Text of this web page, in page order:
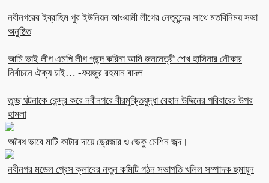
নবীনগরের ইব্রাহিম পুর ইউনিয়ন আওয়ামী লীগের নেতৃবৃন্দের সাথে মতবিনিময় সভা
অনুষ্ঠিত
আমি ভাই লীগ এমপি লীগ পছন্দ করিনা আমি জননেত্রী শেখ হাসিনার নৌকার
নির্বাচনে ঐক্য চাই… -ফয়জুর রহমান বাদল
তুচ্ছ ঘটনাকে কেন্দ্র করে নবীনগরে বীরমুক্তিযুদ্ধা রেহান উদ্দিনের পরিবারের উপর
হামলা
অবৈধ ভাবে মাটি কাটার দায়ে ড্রেজার ও ভেকু মেশিন জব্দ।
নবীনগর মডেল প্রেস ক্লাবের নতুন কমিটি গঠন সভাপতি খলিল সম্পাদক হুমায়ূন